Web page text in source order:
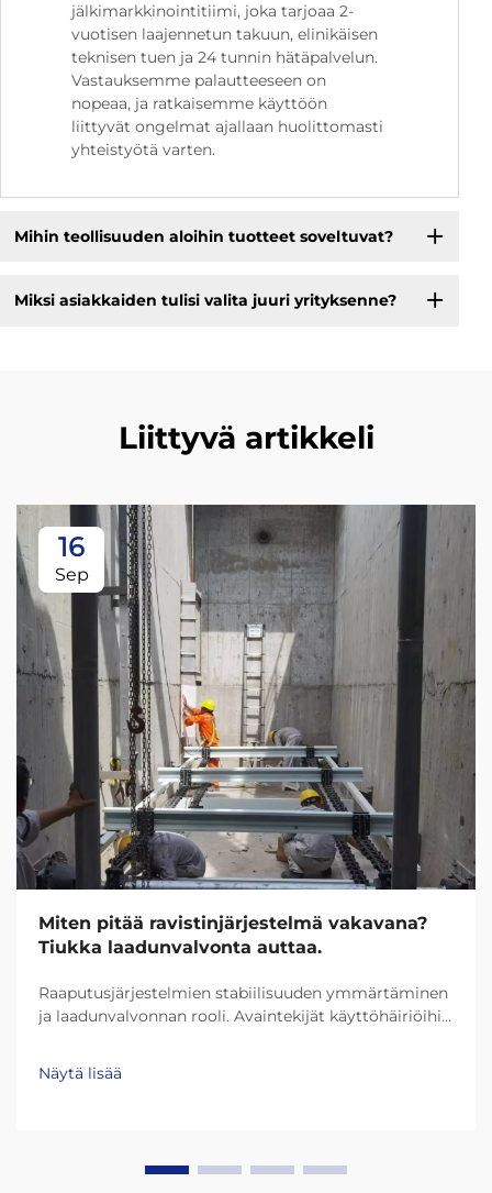
jälkimarkkinointitiimi, joka tarjoaa 2-
vuotisen laajennetun takuun, elinikäisen
teknisen tuen ja 24 tunnin hätäpalvelun.
Vastauksemme palautteeseen on
nopeaa, ja ratkaisemme käyttöön
liittyvät ongelmat ajallaan huolittomasti
yhteistyötä varten.
Mihin teollisuuden aloihin tuotteet soveltuvat?
Miksi asiakkaiden tulisi valita juuri yrityksenne?
Liittyvä artikkeli
16
Sep
Miten pitää ravistinjärjestelmä vakavana?
Tiukka laadunvalvonta auttaa.
Raaputusjärjestelmien stabiilisuuden ymmärtäminen
ja laadunvalvonnan rooli. Avaintekijät käyttöhäiriöihin
epätasainen materiaalin kertyminen pinnalle, ketjut
Näytä lisää